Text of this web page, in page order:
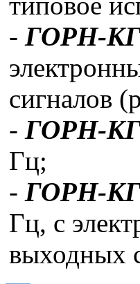
- ГОРН-
сигналов
- ГОРН-
Гц;
- ГОРН-
Гц, с
выходных